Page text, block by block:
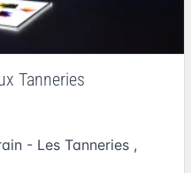
Tanneries
- Les Tanneries ,